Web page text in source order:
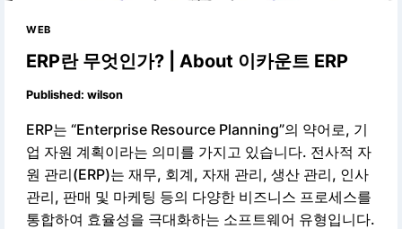
WEB
ERP란 무엇인가? | About 이카운트 ERP
Published: wilson
ERP는 “Enterprise Resource Planning”의 약어로, 기
업 자원 계획이라는 의미를 가지고 있습니다. 전사적 자
원 관리(ERP)는 재무, 회계, 자재 관리, 생산 관리, 인사
관리, 판매 및 마케팅 등의 다양한 비즈니스 프로세스를
통합하여 효율성을 극대화하는 소프트웨어 유형입니다.